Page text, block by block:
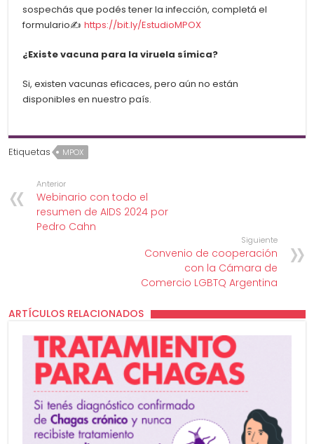
sospechás que podés tener la infección, completá el
formulario✍️ https://bit.ly/EstudioMPOX
¿Existe vacuna para la viruela símica?
Si, existen vacunas eficaces, pero aún no están
disponibles en nuestro país.
Etiquetas MPOX
Anterior
Webinario con todo el
resumen de AIDS 2024 por
Pedro Cahn
Siguiente
Convenio de cooperación
con la Cámara de
Comercio LGBTQ Argentina
ARTÍCULOS RELACIONADOS